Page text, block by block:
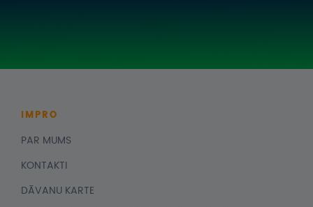
IMPRO
PAR MUMS
KONTAKTI
DĀVANU KARTE